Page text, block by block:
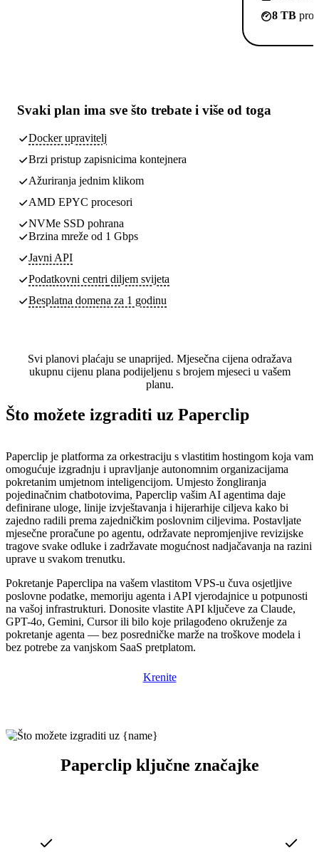
8 TB
Svaki plan ima sve što trebate i više od toga
Docker upravitelj
Brzi pristup zapisnicima kontejnera
Ažuriranja jednim klikom
AMD EPYC procesori
NVMe SSD pohrana
Brzina mreže od 1 Gbps
Javni API
Podatkovni centri diljem svijeta
Besplatna domena za 1 godinu
Svi planovi plaćaju se unaprijed. Mjesečna cijena odražava
ukupnu cijenu plana podijeljenu s brojem mjeseci u vašem
planu.
Što možete izgraditi uz Paperclip
Paperclip je platforma za orkestraciju s vlastitim hostingom koja vam
omogućuje izgradnju i upravljanje autonomnim organizacijama
pokretanim umjetnom inteligencijom. Umjesto žongliranja
pojedinačnim chatbotovima, Paperclip vašim AI agentima daje
definirane uloge, linije izvještavanja i hijerarhije ciljeva kako bi
zajedno radili prema zajedničkim poslovnim ciljevima. Postavljate
mjesečne proračune po agentu, održavate nepromjenjive revizijske
tragove svake odluke i zadržavate mogućnost nadjačavanja na razini
uprave u svakom trenutku.
Pokretanje Paperclipa na vašem vlastitom VPS-u čuva osjetljive
poslovne podatke, memoriju agenta i API vjerodajnice u potpunosti
na vašoj infrastrukturi. Donosite vlastite API ključeve za Claude,
GPT-4o, Gemini, Cursor ili bilo koje prilagođeno okruženje za
pokretanje agenta — bez posredničke marže na troškove modela i
bez potrebe za vanjskom SaaS pretplatom.
Krenite
Paperclip ključne značajke